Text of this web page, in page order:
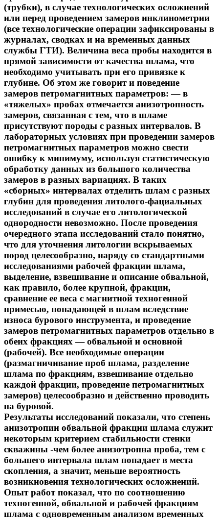
(трубки), в случае технологических осложнений
или перед проведением замеров инклинометрии
(все технологические операции зафиксированы в
журналах, сводках и на временных данных
службы ГТИ). Величина веса пробы находится в
прямой зависимости от качества шлама, что
необходимо учитывать при его привязке к
глубине. Об этом же говорит и поведение
замеров петромагнитных параметров: — в
«тяжелых» пробах отмечается анизотропность
замеров, связанная с тем, что в шламе
присутствуют породы с разных интервалов. В
лабораторных условиях при проведении замеров
петромагнитных параметров можно свести
ошибку к минимуму, используя статистическую
обработку данных из большого количества
замеров в разных вариациях. В таких
«сборных» интервалах отделить шлам с разных
глубин для проведения литолого-фациальных
исследований в случае его литологической
однородности невозможно. После проведения
очередного этапа исследований стало понятно,
что для уточнения литологии вскрываемых
пород целесообразно, наряду со стандартными
исследованиями рабочей фракции шлама,
выделение, взвешивание и описание обвальной,
как правило, более крупной, фракции,
сравнение ее веса с магнитной техногенной
примесью, попадающей в шлам вследствие
износа бурового инструмента, и проведение
замеров петромагнитных параметров отдельно в
обеих фракциях — обвальной и основной
(рабочей). Все необходимые операции
(размагничивание проб шлама, разделение
шлама по фракциям, взвешивание отдельно
каждой фракции, проведение петромагнитных
замеров) целесообразно и действенно проводить
на буровой.
Результаты исследований показали, что степень
анизотропии обвальной фракции шлама служит
некоторым критерием стабильности стенки
скважины -чем более анизотропна проба, тем с
большего интервала шлам попадает в места
скопления, а значит, меньше вероятность
возникновения технологических осложнений.
Опыт работ показал, что по соотношению
техногенной, обвальной и рабочей фракциям
шлама с одновременным анализом временных